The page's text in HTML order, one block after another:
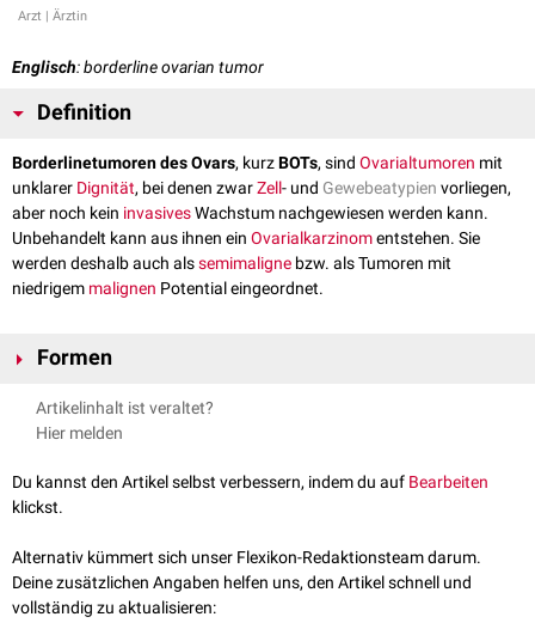
Arzt | Ärztin
Englisch: borderline ovarian tumor
Definition
Borderlinetumoren des Ovars, kurzBOTs, sind Ovarialtumoren mit
unklarer Dignität, bei denen zwarZell- und Gewebeatypien vorliegen,
aber noch kein invasivesWachstum nachgewiesen werden kann.
Unbehandelt kann aus ihnen ein Ovarialkarzinomentstehen. Sie
werden deshalb auch alssemimaligne bzw. als Tumoren mit
niedrigem malignen Potential eingeordnet.
Formen
Unter den Ovarialtumoren unterscheidet man folgende
Borderlinetumoren:
APST)
muzinöser
seromuzinöserBorderlinetumor (atypischer proliferativer
seromuzinöser Tumor)
endometrioider Borderlinetumor
Artikelinhalt ist veraltet?
Hier melden
Du kannst den Artikel selbst verbessern, indem du auf Bearbeiten
klickst.
Alternativ kümmert sich unser Flexikon-Redaktionsteam darum.
Deine zusätzlichen Angaben helfen uns, den Artikel schnell und
vollständig zu aktualisieren: